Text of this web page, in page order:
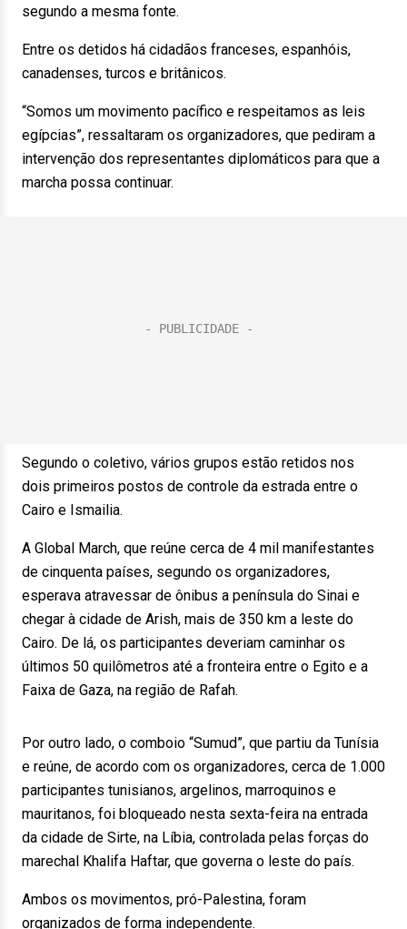
segundo a mesma fonte.
Entre os detidos há cidadãos franceses, espanhóis,
canadenses, turcos e britânicos.
“Somos um movimento pacífico e respeitamos as leis
egípcias”, ressaltaram os organizadores, que pediram a
intervenção dos representantes diplomáticos para que a
marcha possa continuar.
Segundo o coletivo, vários grupos estão retidos nos
dois primeiros postos de controle da estrada entre o
Cairo e Ismailia.
A Global March, que reúne cerca de 4 mil manifestantes
de cinquenta países, segundo os organizadores,
esperava atravessar de ônibus a península do Sinai e
chegar à cidade de Arish, mais de 350 km a leste do
Cairo. De lá, os participantes deveriam caminhar os
últimos 50 quilômetros até a fronteira entre o Egito e a
Faixa de Gaza, na região de Rafah.
Por outro lado, o comboio “Sumud”, que partiu da Tunísia
e reúne, de acordo com os organizadores, cerca de 1.000
participantes tunisianos, argelinos, marroquinos e
mauritanos, foi bloqueado nesta sexta-feira na entrada
da cidade de Sirte, na Líbia, controlada pelas forças do
marechal Khalifa Haftar, que governa o leste do país.
Ambos os movimentos, pró-Palestina, foram
organizados de forma independente.